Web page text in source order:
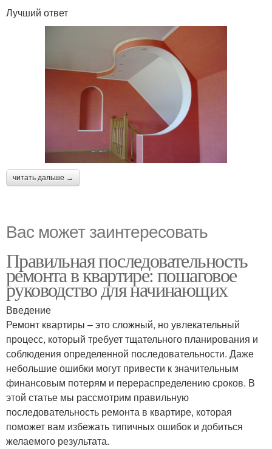
Лучший ответ
читать дальше →
Вас может заинтересовать
Правильная последовательность
ремонта в квартире: пошаговое
руководство для начинающих
Введение
Ремонт квартиры – это сложный, но увлекательный
процесс, который требует тщательного планирования и
соблюдения определенной последовательности. Даже
небольшие ошибки могут привести к значительным
финансовым потерям и перераспределению сроков. В
этой статье мы рассмотрим правильную
последовательность ремонта в квартире, которая
поможет вам избежать типичных ошибок и добиться
желаемого результата.